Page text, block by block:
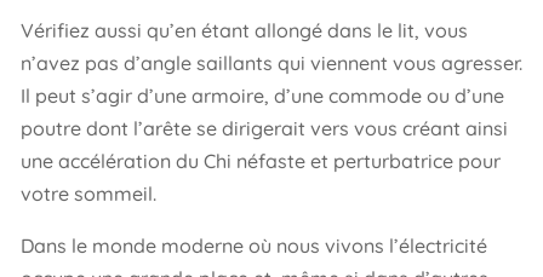
Vérifiez aussi qu’en étant allongé dans le lit, vous
n’avez pas d’angle saillants qui viennent vous agresser.
Il peut s’agir d’une armoire, d’une commode ou d’une
poutre dont l’arête se dirigerait vers vous créant ainsi
une accélération du Chi néfaste et perturbatrice pour
votre sommeil.
Dans le monde moderne où nous vivons l’électricité